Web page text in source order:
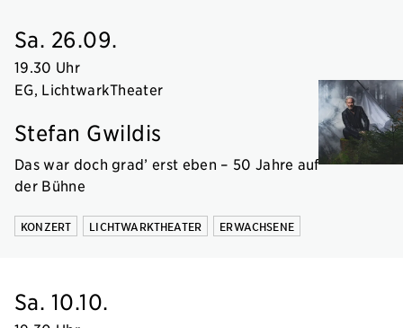
Sa. 26.09.
19.30 Uhr
EG, LichtwarkTheater
Stefan Gwildis
Das war doch grad’ erst eben – 50 Jahre auf
der Bühne
KONZERT LICHTWARKTHEATER ERWACHSENE
Sa. 10.10.